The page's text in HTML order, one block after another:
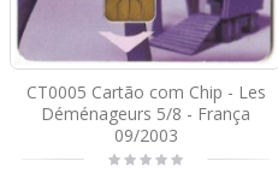
CT0005 Cartão com Chip - Les
Déménageurs 5/8 - França
09/2003